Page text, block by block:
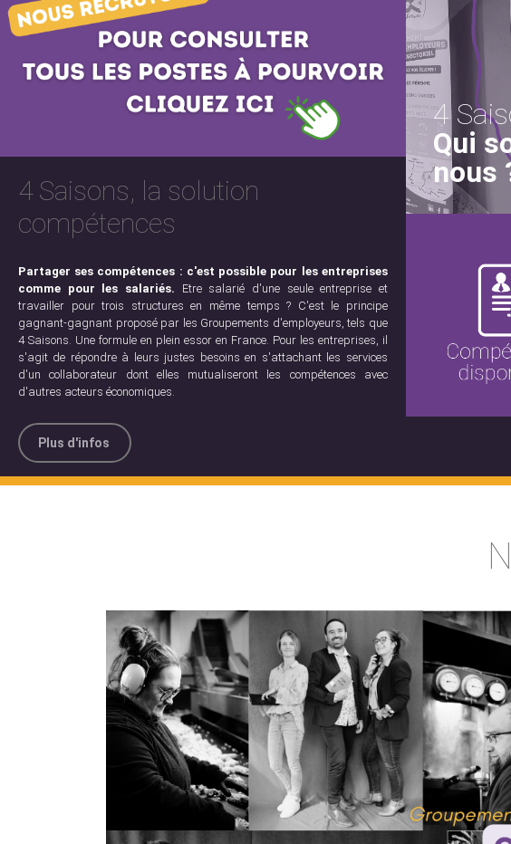
4 Saisons, la solution
compétences
Partager ses compétences : c'est possible pour les entreprises
comme pour les salariés. Etre salarié d'une seule entreprise et
travailler pour trois structures en même temps ? C'est le principe
gagnant-gagnant proposé par les Groupements d'employeurs, tels que
4 Saisons. Une formule en plein essor en France. Pour les entreprises, il
s'agit de répondre à leurs justes besoins en s'attachant les services
d'un collaborateur dont elles mutualiseront les compétences avec
d'autres acteurs économiques.
Plus d'infos
4
Qui
nous